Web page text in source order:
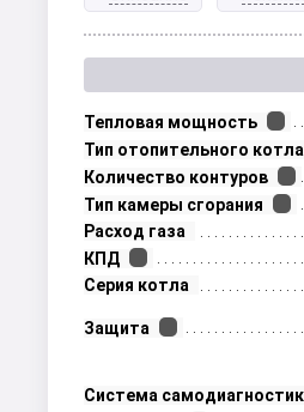
Тепловая мощность
Тип отопительного котла
Количество контуров
Тип камеры сгорания
Расход газа
КПД
Серия котла
Защита
Система